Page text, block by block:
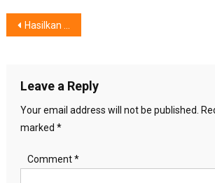
Post
Hasilkan Foto-Foto Menakjubkan
Leave a Reply
Your email address will not be published.
marked *
Comment*